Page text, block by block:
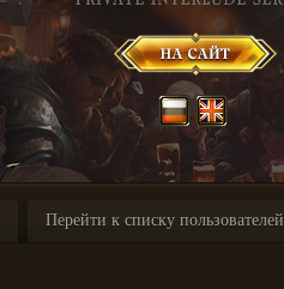
Перейти к списку пользователей